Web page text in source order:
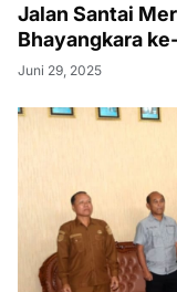
Jalan Santai
Bhayangkara
Juni 29, 2025